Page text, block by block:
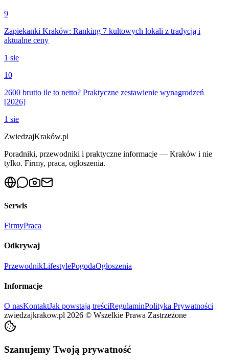
9
Zapiekanki Kraków: Ranking 7 kultowych lokali z tradycją i
aktualne ceny
1 sie
10
2600 brutto ile to netto? Praktyczne zestawienie wynagrodzeń
[2026]
1 sie
ZwiedzajKraków.pl
Poradniki, przewodniki i praktyczne informacje — Kraków i nie
tylko. Firmy, praca, ogłoszenia.
Serwis
FirmyPraca
Odkrywaj
PrzewodnikLifestylePogodaOgłoszenia
Informacje
O nasKontaktJak powstają treściRegulaminPolityka Prywatności
zwiedzajkrakow.pl 2026 © Wszelkie Prawa Zastrzeżone
Szanujemy Twoją prywatność